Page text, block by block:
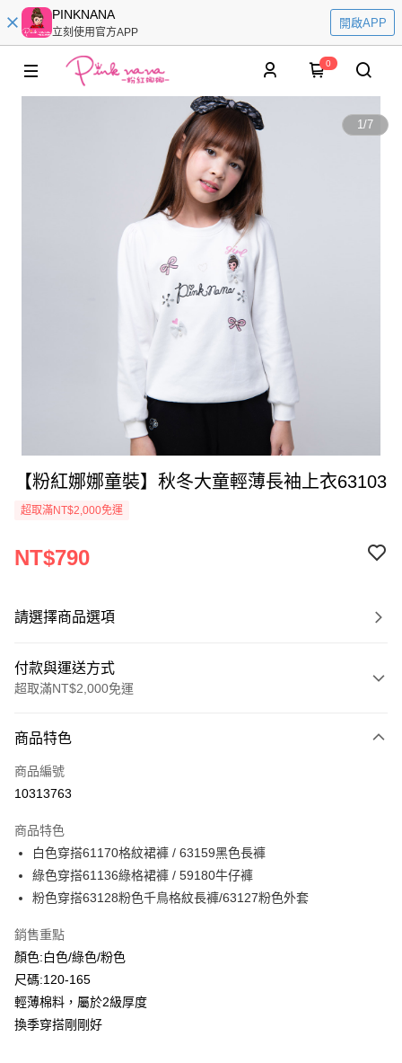
PINKNANA
立刻使用官方APP
開啟APP
0
1/7
【粉紅娜娜童裝】秋冬大童輕薄長袖上衣63103
超取滿NT$2,000免運
NT$790
請選擇商品選項
付款與運送方式
超取滿NT$2,000免運
信用卡一次付款
超商取貨付款
Apple Pay
Google Pay
運送方式
全家付款取貨
每筆NT$80，滿NT$2,000(含以上)免運費
商品特色
商品編號
10313763
商品特色
白色穿搭61170格紋裙褲 / 63159黑色長褲
綠色穿搭61136綠格裙褲 / 59180牛仔褲
粉色穿搭63128粉色千鳥格紋長褲/63127粉色外套
銷售重點
顏色:白色/綠色/粉色
尺碼:120-165
輕薄棉料，屬於2級厚度
換季穿搭剛剛好